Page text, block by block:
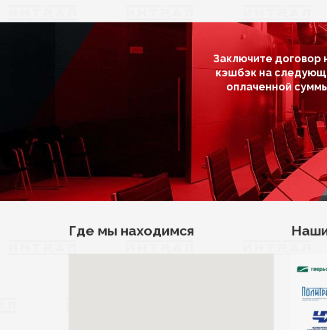
Заключите договор
кэшбэк на
оплаченной
Где мы находимся